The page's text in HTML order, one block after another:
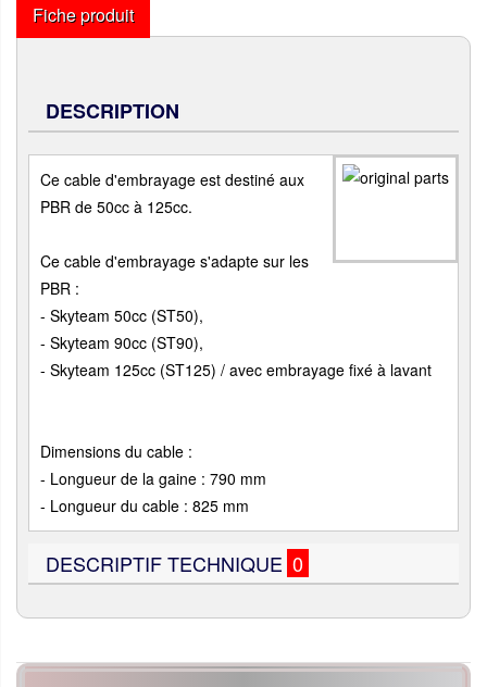
Fiche produit
DESCRIPTION
Ce cable d'embrayage est destiné aux
PBR de 50cc à 125cc.
Ce cable d'embrayage s'adapte sur les
PBR :
- Skyteam 50cc (ST50),
- Skyteam 90cc (ST90),
- Skyteam 125cc (ST125) / avec embrayage fixé à lavant
Dimensions du cable :
- Longueur de la gaine : 790 mm
- Longueur du cable : 825 mm
DESCRIPTIF TECHNIQUE 0